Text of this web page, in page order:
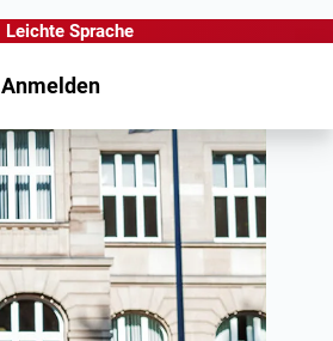
Leichte Sprache
Anmelden